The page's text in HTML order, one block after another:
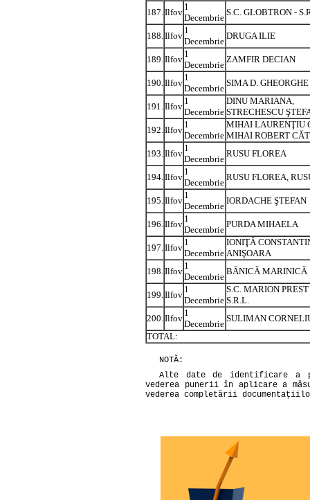
187. Ilfov
1
Decembrie
S.C. GLOBTRON -
188. Ilfov
1
Decembrie
DRUGA ILIE
189. Ilfov
1
Decembrie
ZAMFIR DECIAN
190. Ilfov
1
Decembrie
SIMA D. GHEORGHE
191. Ilfov
1
Decembrie
DINU MARIANA,
STRECHESCU
192. Ilfov
1
Decembrie
MIHAI LAURENŢIU
MIHAI ROBERT
193. Ilfov
1
Decembrie
RUSU FLOREA
194. Ilfov
1
Decembrie
RUSU FLOREA,
195. Ilfov
1
Decembrie
IORDACHE ŞTEFAN
196. Ilfov
1
Decembrie
PURDA MIHAELA
197. Ilfov
1
Decembrie
IONIŢĂ
ANIŞOARA
198. Ilfov
1
Decembrie
BĂNICĂ MARINICĂ
199. Ilfov
1
Decembrie
S.C. MARION PREST
S.R.L.
200. Ilfov
1
Decembrie
SULIMAN
TOTAL:
NOTĂ:
Alte date de identificare a
vederea punerii în aplicare a
vederea completării